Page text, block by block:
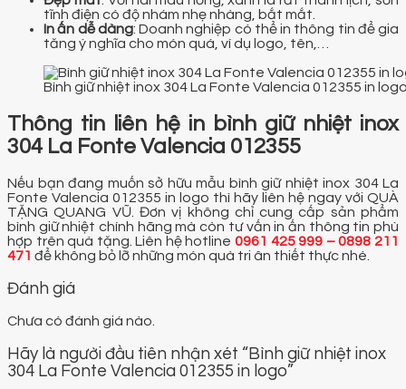
tĩnh điện có độ nhám nhẹ nhàng, bắt mắt.
In ấn dễ dàng: Doanh nghiệp có thể in thông tin để gia
tăng ý nghĩa cho món quá, ví dụ logo, tên,…
Bình giữ nhiệt inox 304 La Fonte Valencia 012355 in
Thông tin liên hệ in bình giữ nhiệt inox
304 La Fonte Valencia 012355
Nếu bạn đang muốn sở hữu mẫu bình giữ nhiệt inox 304 La
Fonte Valencia 012355 in logo thì hãy liên hệ ngay với QUÀ
TẶNG QUANG VŨ. Đơn vị không chỉ cung cấp sản phẩm
bình giữ nhiệt chính hãng mà còn tư vấn in ấn thông tin phù
hợp trên quà tặng. Liên hệ hotline0961 425 999 – 0898 211
471 để không bỏ lỡ những món quà tri ân thiết thực nhé.
Đánh giá
Chưa có đánh giá nào.
Hãy là người đầu tiên nhận xét “Bình giữ nhiệt inox
304 La Fonte Valencia 012355 in logo”